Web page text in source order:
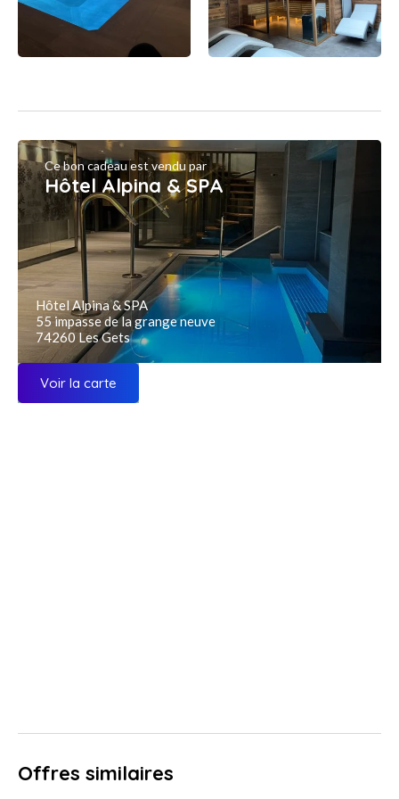
Ce bon cadeau est vendu par
Hôtel Alpina & SPA
Hôtel Alpina & SPA
55 impasse de la grange neuve
74260 Les Gets
Voir la carte
Offres similaires